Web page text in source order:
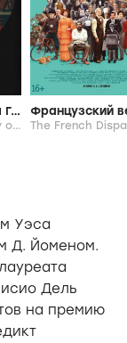
Чудесная история Генри Шугара
The Wonderful Story of Henry Sugar, 2023
Уэса
Д. Йоменом.
Дель
на премию